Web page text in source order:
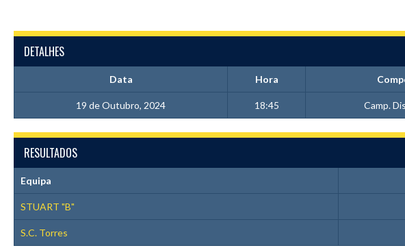
DETALHES
Data Hora
19 de Outubro, 2024 18:45 Camp.
RESULTADOS
Equipa
STUART "B"
S.C. Torres